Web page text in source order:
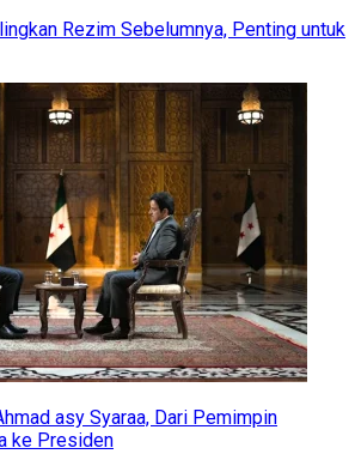
Rezim Sebelumnya, Penting untuk
asy Syaraa, Dari Pemimpin
ke Presiden